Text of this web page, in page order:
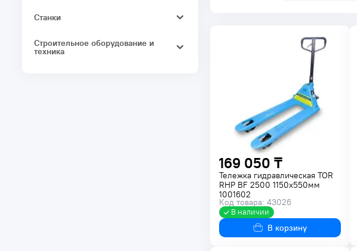
транспортное оборудование
Грузоподъемное оборудование
Станки
Станки для работы с арматурой
Строительное оборудование и
техника
169 050 ₸
Тележка гидравлическая TOR
RHP BF 2500 1150х550мм
1001602
Код товара: 43026
В наличии
В корзину